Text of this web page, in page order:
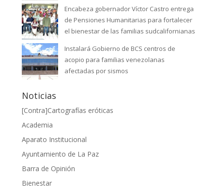
Encabeza gobernador Víctor Castro entrega
de Pensiones Humanitarias para fortalecer
el bienestar de las familias sudcalifornianas
Instalará Gobierno de BCS centros de
acopio para familias venezolanas
afectadas por sismos
Noticias
[Contra]Cartografías eróticas
Academia
Aparato Institucional
Ayuntamiento de La Paz
Barra de Opinión
Bienestar